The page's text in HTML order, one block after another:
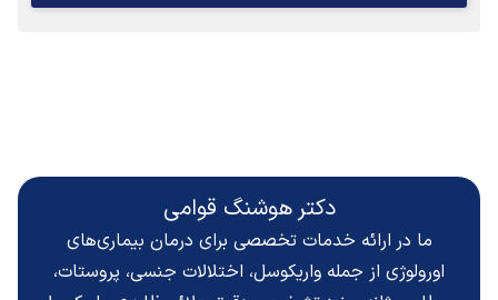
دکتر هوشنگ قوامی
ما در ارائه خدمات تخصصی برای درمان بیماری‌های
اورولوژی از جمله واریکوسل، اختلالات جنسی، پروستات،